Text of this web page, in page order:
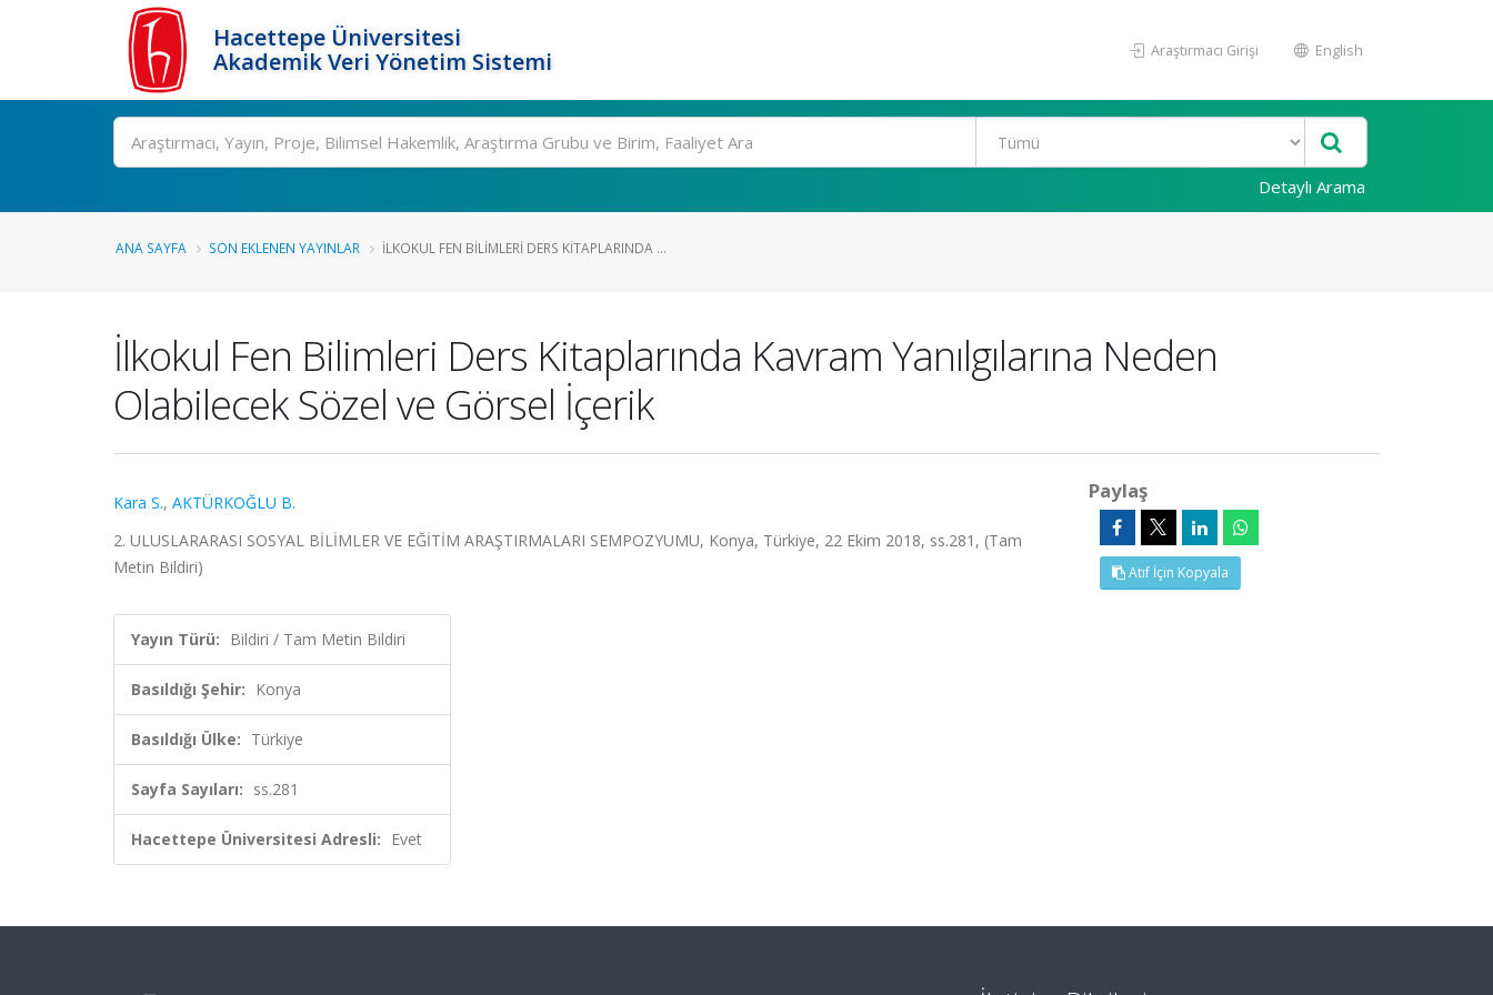
Hacettepe Üniversitesi
Akademik Veri Yönetim Sistemi
Araştırmacı Girişi English
Ara
Detaylı Arama
ANA SAYFA SON EKLENEN YAYINLAR İLKOKUL FEN BILIMLERI DERS KITAPLARINDA ...
İlkokul Fen Bilimleri Ders Kitaplarında Kavram Yanılgılarına Neden
Olabilecek Sözel ve Görsel İçerik
Kara S., AKTÜRKOĞLU B.
2. ULUSLARARASI SOSYAL BİLİMLER VE EĞİTİM ARAŞTIRMALARI SEMPOZYUMU, Konya, Türkiye, 22 Ekim 2018, ss.281, (Tam
Metin Bildiri)
Yayın Türü: Bildiri / Tam Metin Bildiri
Basıldığı Şehir: Konya
Basıldığı Ülke: Türkiye
Sayfa Sayıları: ss.281
Hacettepe Üniversitesi Adresli: Evet
Paylaş
Atıf İçin Kopyala